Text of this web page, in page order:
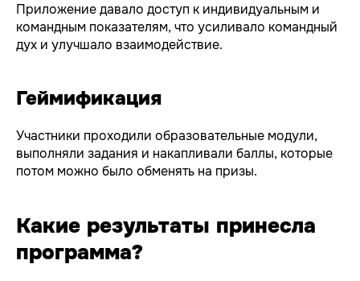
Приложение давало доступ к индивидуальным и
командным показателям, что усиливало командный
дух и улучшало взаимодействие.
Геймификация
Участники проходили образовательные модули,
выполняли задания и накапливали баллы, которые
потом можно было обменять на призы.
Какие результаты принесла
программа?